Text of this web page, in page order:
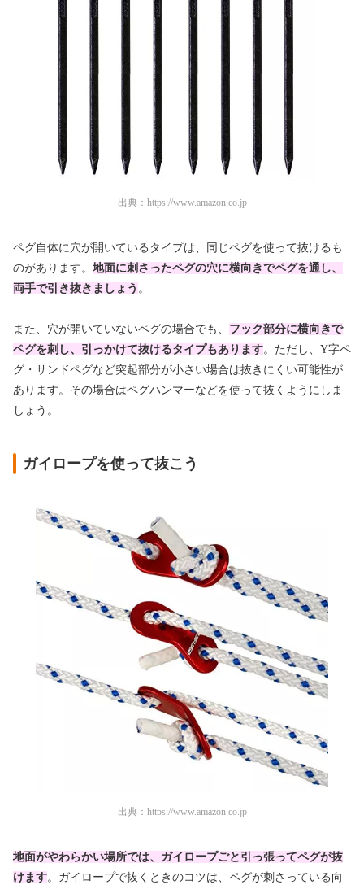
出典： https://www.amazon.co.jp
ペグ自体に穴が開いているタイプは、同じペグを使って抜けるも
のがあります。 地面に刺さったペグの穴に横向きでペグを通し、
両手で引き抜きましょう 。
また、穴が開いていないペグの場合でも、 フック部分に横向きで
ペグを刺し、引っかけて抜けるタイプもあります。ただし、Y字ペ
グ・サンドペグなど突起部分が小さい場合は抜きにくい可能性が
あります。その場合はペグハンマーなどを使って抜くようにしま
しょう。
ガイロープを使って抜こう
出典： https://www.amazon.co.jp
地面がやわらかい場所では、ガイロープごと引っ張ってペグが抜
けます。ガイロープで抜くときのコツは、ペグが刺さっている向